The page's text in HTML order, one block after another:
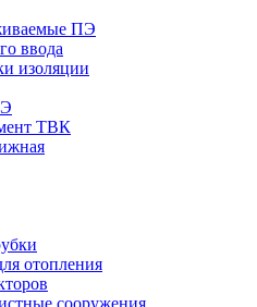
ПЭ
ввода
изоляции
ТВК
отопления
сооружения